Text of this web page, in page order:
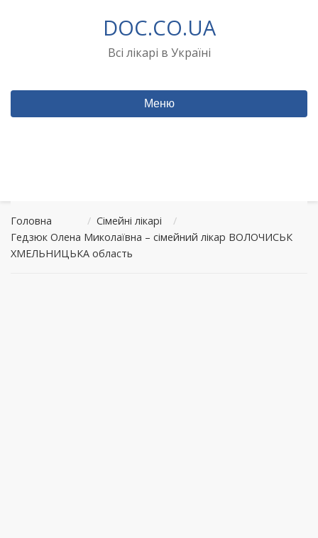
DOC.CO.UA
Всі лікарі в Україні
Меню
Головна / Сімейні лікарі
/
Гедзюк Олена Миколаївна – сімейний лікар ВОЛОЧИСЬК
ХМЕЛЬНИЦЬКА область